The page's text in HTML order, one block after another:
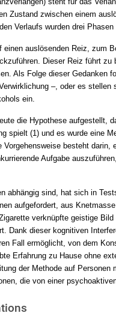
steht für das
Zustand zwischen einem
Verlaufs wurden drei
einen auslösenden Reiz, zum
Dieser Reiz führt
Als Folge dieser Gedanken
–, oder es
ein.
die Hypothese aufgestellt,
spielt (1) und es wurde eine
besteht
Aufgabe
abhängig sind, hat sich in
aufgefordert, aus
verknüpfte geistige
Dank dieser kognitiven
Fall ermöglicht, von dem
Erfahrung zu Hause ohne
der Methode auf
die von einer